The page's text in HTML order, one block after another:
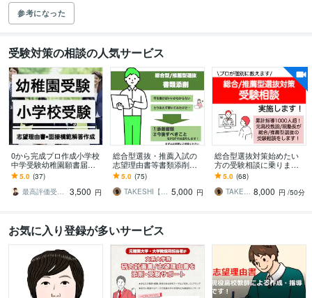
参考になった
受験対策の相談の人気サービス
0から完成プロ作成小学校
中学受験幼稚園願書届け
ます 合格多数最短1日●小
学校中学高校大学受験用
志望動機自己PR等
5.0 (37)
最高評価受賞プラチナランクライター桜
3,500 円
総合型選抜・推薦入試の
志望理由書等書類添削し
ます 慶應SFC出身の現AO
講師/元高校教員がサポー
トいたします
5.0 (75)
TAKESHI【総推塾長・元高校教員】 5,000 円
総合型選抜対策始めたい
方の受験相談に乗ります
進路指導1000人超！慶應
出身の対策塾長/元高校教
員が指導
5.0 (68)
TAKESHI【総推塾長・元高校教員】 8,000 円 /50分
お気に入り登録が多いサービス